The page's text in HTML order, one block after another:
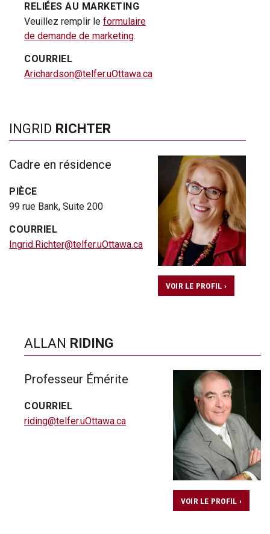
RELIÉES AU MARKETING
Veuillez remplir le formulaire
de demande de marketing.
COURRIEL
Arichardson@telfer.uOttawa.ca
INGRID RICHTER
Cadre en résidence
PIÈCE
99 rue Bank, Suite 200
COURRIEL
Ingrid.Richter@telfer.uOttawa.ca
VOIR LE PROFIL ›
ALLAN RIDING
Professeur Émérite
COURRIEL
riding@telfer.uOttawa.ca
VOIR LE PROFIL ›